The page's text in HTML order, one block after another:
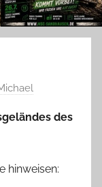
des
hinweisen: